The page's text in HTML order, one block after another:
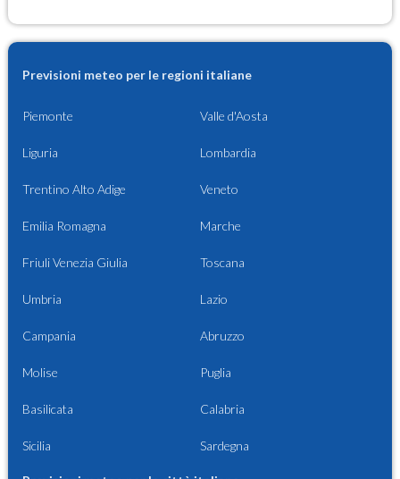
Previsioni meteo per le regioni italiane
Piemonte Valle d'Aosta
Liguria Lombardia
Trentino Alto Adige Veneto
Emilia Romagna Marche
Friuli Venezia Giulia Toscana
Umbria Lazio
Campania Abruzzo
Molise Puglia
Basilicata Calabria
Sicilia Sardegna